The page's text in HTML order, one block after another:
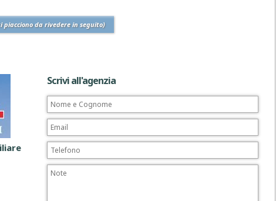
da rivedere in seguito)
Scrivi all'agenzia